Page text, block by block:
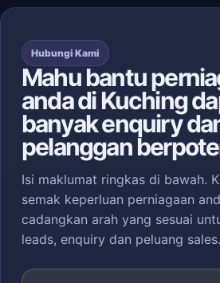
Hubungi Kami
Mahu bantu
anda di Kuching
banyak enquiry
pelanggan
Isi maklumat ringkas di bawah.
semak keperluan perniagaan
cadangkan arah yang sesuai
leads, enquiry dan peluang sales.